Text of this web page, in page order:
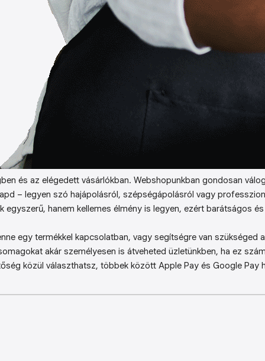
és az elégedett vásárlókban. Webshopunkban gondosan
– legyen szó hajápolásról, szépségápolásról vagy
egyszerű, hanem kellemes élmény is legyen, ezért barátságos
egy termékkel kapcsolatban, vagy segítségre van szükséged
akár személyesen is átveheted üzletünkben, ha ez
közül választhatsz, többek között Apple Pay és Google Pay